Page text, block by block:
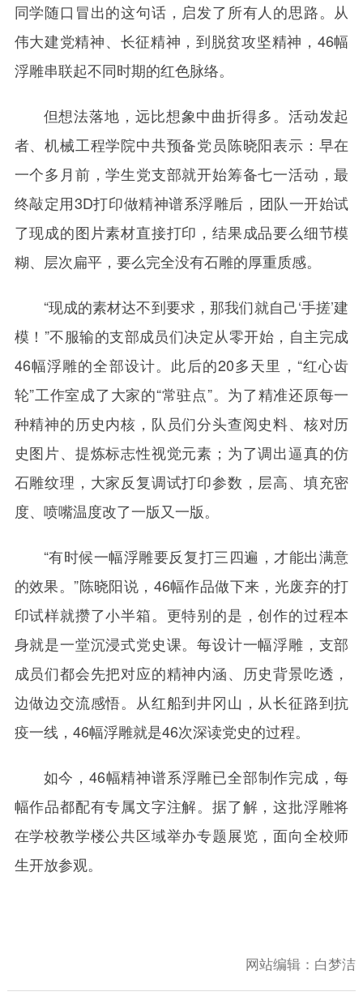
同学随口冒出的这句话，启发了所有人的思路。从
伟大建党精神、长征精神，到脱贫攻坚精神，46幅
浮雕串联起不同时期的红色脉络。
但想法落地，远比想象中曲折得多。活动发起
者、机械工程学院中共预备党员陈晓阳表示：早在
一个多月前，学生党支部就开始筹备七一活动，最
终敲定用3D打印做精神谱系浮雕后，团队一开始试
了现成的图片素材直接打印，结果成品要么细节模
糊、层次扁平，要么完全没有石雕的厚重质感。
“现成的素材达不到要求，那我们就自己‘手搓’建
模！”不服输的支部成员们决定从零开始，自主完成
46幅浮雕的全部设计。此后的20多天里，“红心齿
轮”工作室成了大家的“常驻点”。为了精准还原每一
种精神的历史内核，队员们分头查阅史料、核对历
史图片、提炼标志性视觉元素；为了调出逼真的仿
石雕纹理，大家反复调试打印参数，层高、填充密
度、喷嘴温度改了一版又一版。
“有时候一幅浮雕要反复打三四遍，才能出满意
的效果。”陈晓阳说，46幅作品做下来，光废弃的打
印试样就攒了小半箱。更特别的是，创作的过程本
身就是一堂沉浸式党史课。每设计一幅浮雕，支部
成员们都会先把对应的精神内涵、历史背景吃透，
边做边交流感悟。从红船到井冈山，从长征路到抗
疫一线，46幅浮雕就是46次深读党史的过程。
如今，46幅精神谱系浮雕已全部制作完成，每
幅作品都配有专属文字注解。据了解，这批浮雕将
在学校教学楼公共区域举办专题展览，面向全校师
生开放参观。
网站编辑： 白梦洁